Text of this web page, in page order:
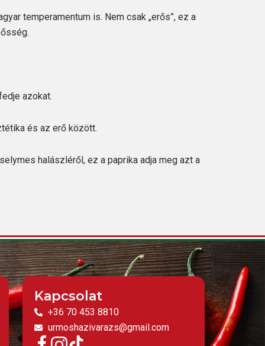
temperamentum is. Nem csak „erős”, ez a
azokat.
és az erő között.
halászléről, ez a paprika adja meg azt a
Kapcsolat
+36 70 453 8810
urmoshazivarazs@gmail.com